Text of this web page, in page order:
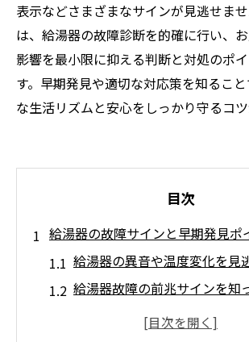
表示などさまざまなサインが見逃せま
は、給湯器の故障診断を的確に行い、
影響を最小限に抑える判断と対処のポ
す。早期発見や適切な対応策を知るこ
な生活リズムと安心をしっかり守るコツ
目次
給湯器の故障サインと早期発見ポ
給湯器の異音や温度変化を見
給湯器故障の前兆サインを知
給湯器の故障原因を早期発見